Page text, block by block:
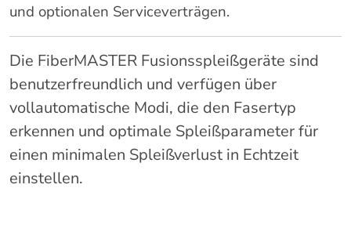
und optionalen Serviceverträgen.
Die FiberMASTER Fusionsspleißgeräte sind
benutzerfreundlich und verfügen über
vollautomatische Modi, die den Fasertyp
erkennen und optimale Spleißparameter für
einen minimalen Spleißverlust in Echtzeit
einstellen.